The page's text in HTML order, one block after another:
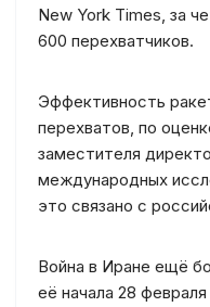
New York Times, за
600 перехватчиков.
Эффективность
перехватов, по
заместителя
международных
это связано с
Война в Иране ещё
её начала 28